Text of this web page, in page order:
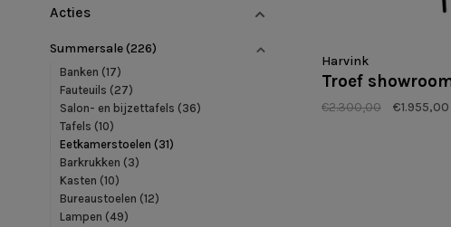
Acties
Summersale(226)
Banken (17)
Fauteuils (27)
Salon- en bijzettafels (36)
Tafels (10)
Eetkamerstoelen (31)
Barkrukken (3)
Kasten (10)
Bureaustoelen (12)
Lampen (49)
Harvink
Troef
€2.300,00 €1.955,00